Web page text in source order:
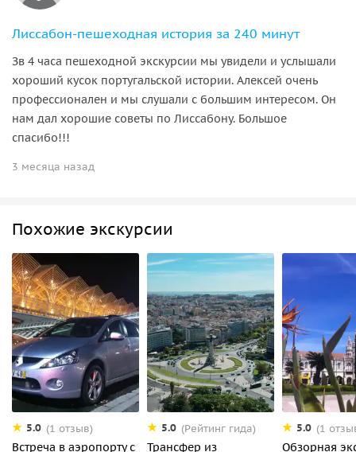
Лиссабон-пешеходная история за 240 минут
Зв 4 часа пешеходной экскурсии мы увидели и услышали
хороший кусок португальской истории. Алексей очень
профессионален и мы слушали с большим интересом. Он
нам дал хорошие советы по Лиссабону. Большое
спасибо!!!
3 месяца назад
Похожие экскурсии
5.0 (1 отзыв)
Встреча в аэропорту с
5.0 (Рейтинг гида)
Трансфер из
5.0 (1
Обзорная